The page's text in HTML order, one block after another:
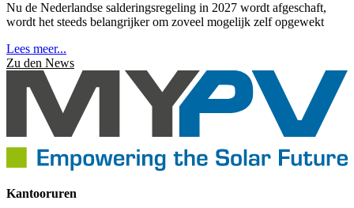
Nu de Nederlandse salderingsregeling in 2027 wordt afgeschaft,
wordt het steeds belangrijker om zoveel mogelijk zelf opgewekt
Lees meer...
Zu den News
Kantooruren